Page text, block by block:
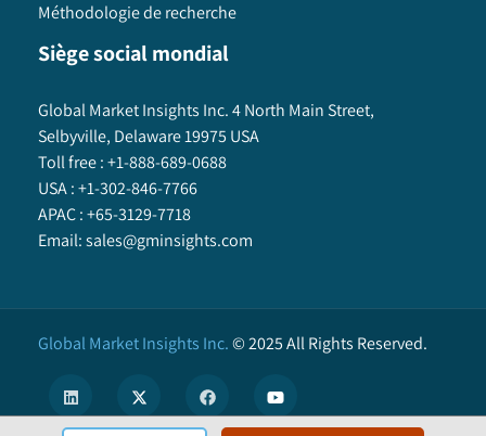
Méthodologie de recherche
Siège social mondial
Global Market Insights Inc. 4 North Main Street,
Selbyville, Delaware 19975 USA
Toll free :+1-888-689-0688
USA :+1-302-846-7766
APAC :+65-3129-7718
Email:sales@gminsights.com
Global Market Insights Inc.©2025All Rights Reserved.